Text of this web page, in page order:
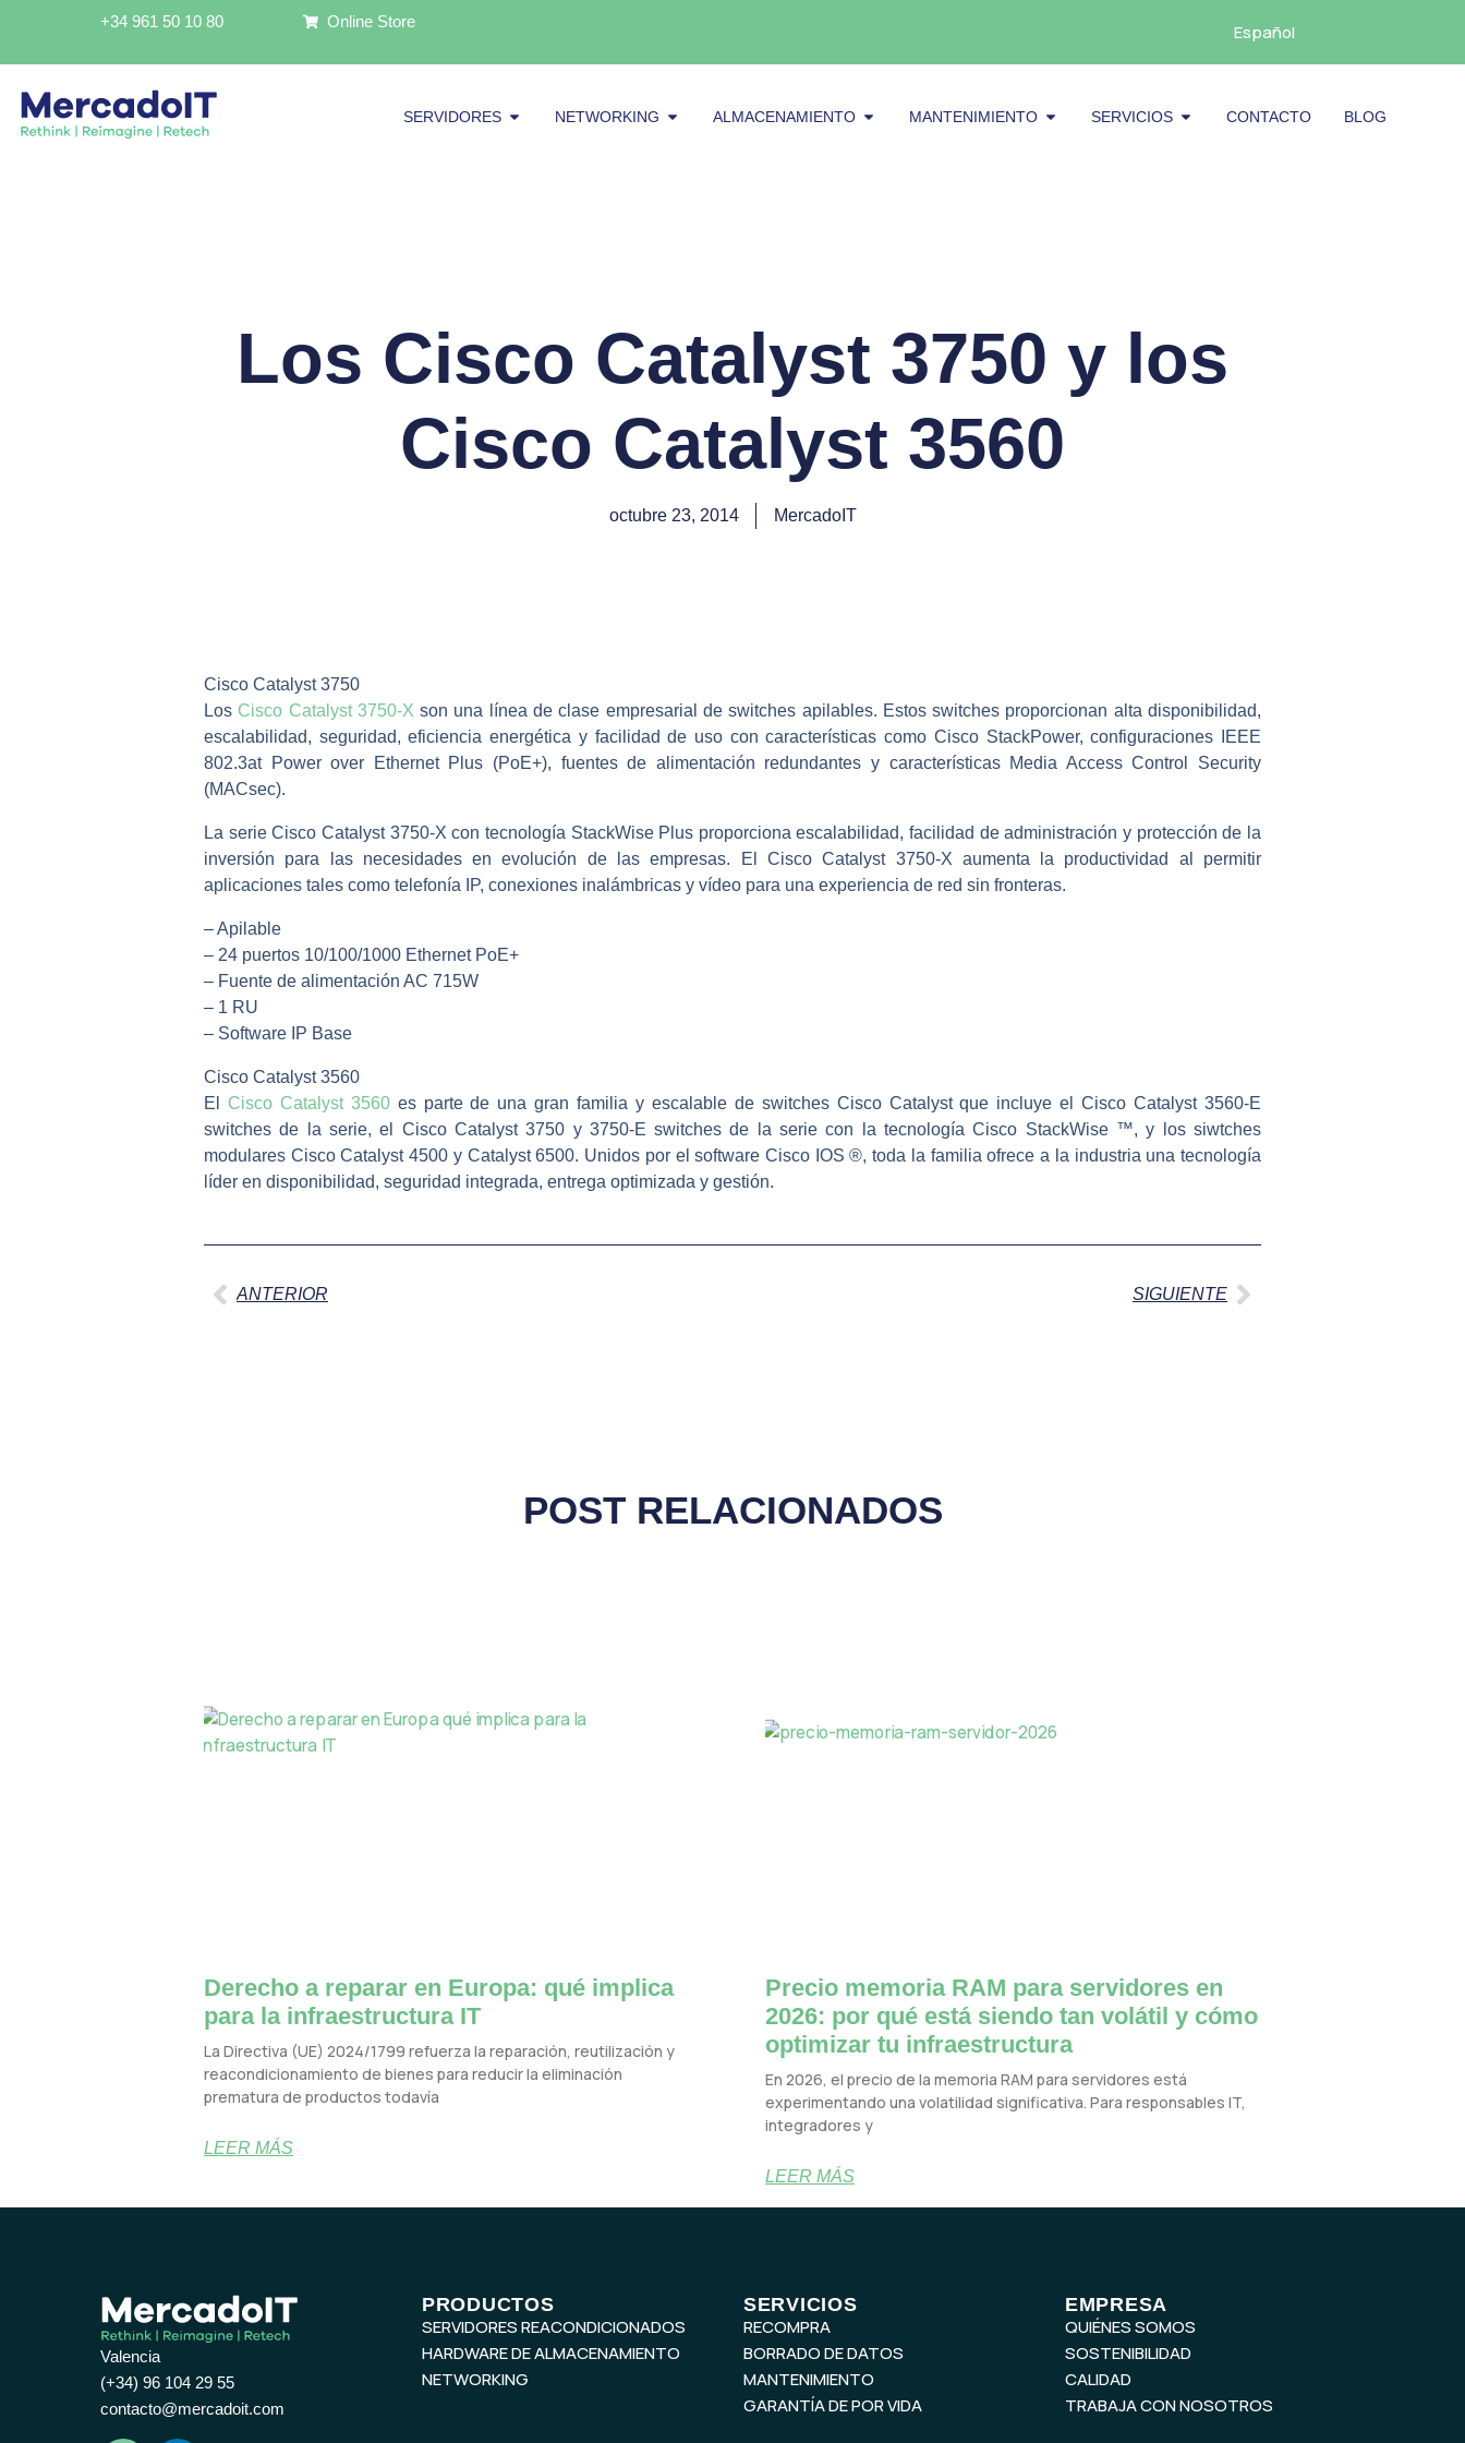
contenido
+34 961 50 10 80 Online Store Español
SERVIDORES Abrir Servidores
NETWORKING Abrir Networking
ALMACENAMIENTO Abrir almacenamiento
MANTENIMIENTO Abrir Mantenimiento
SERVICIOS Abrir Servicios
CONTACTO BLOG
Los Cisco Catalyst 3750 y los
Cisco Catalyst 3560
octubre 23, 2014 MercadoIT
Cisco Catalyst 3750
Los Cisco Catalyst 3750-X son una línea de clase empresarial de switches apilables. Estos switches proporcionan alta disponibilidad,
escalabilidad, seguridad, eficiencia energética y facilidad de uso con características como Cisco StackPower, configuraciones IEEE
802.3at Power over Ethernet Plus (PoE+), fuentes de alimentación redundantes y características Media Access Control Security
(MACsec).
La serie Cisco Catalyst 3750-X con tecnología StackWise Plus proporciona escalabilidad, facilidad de administración y protección de la
inversión para las necesidades en evolución de las empresas. El Cisco Catalyst 3750-X aumenta la productividad al permitir
aplicaciones tales como telefonía IP, conexiones inalámbricas y vídeo para una experiencia de red sin fronteras.
– Apilable
– 24 puertos 10/100/1000 Ethernet PoE+
– Fuente de alimentación AC 715W
– 1 RU
– Software IP Base
Cisco Catalyst 3560
El Cisco Catalyst 3560es parte de una gran familia y escalable de switches Cisco Catalyst que incluye el Cisco Catalyst 3560-E
switches de la serie, el Cisco Catalyst 3750 y 3750-E switches de la serie con la tecnología Cisco StackWise ™, y los siwtches
modulares Cisco Catalyst 4500 y Catalyst 6500. Unidos por el software Cisco IOS ®, toda la familia ofrece a la industria una tecnología
líder en disponibilidad, seguridad integrada, entrega optimizada y gestión.
ANTERIOR SIGUIENTE
POST RELACIONADOS
Derecho a reparar en Europa: qué implica
para la infraestructura IT
La Directiva (UE) 2024/1799 refuerza la reparación, reutilización y
reacondicionamiento de bienes para reducir la eliminación
prematura de productos todavía
LEER MÁS
Precio memoria RAM para servidores en
2026: por qué está siendo tan volátil y cómo
optimizar tu infraestructura
En 2026, el precio de la memoria RAM para servidores está
experimentando una volatilidad significativa. Para responsables IT,
integradores y
LEER MÁS
Valencia
(+34) 96 104 29 55
contacto@mercadoit.com
PRODUCTOS
SERVIDORES REACONDICIONADOS
HARDWARE DE ALMACENAMIENTO
NETWORKING
SERVICIOS
RECOMPRA
BORRADO DE DATOS
MANTENIMIENTO
GARANTÍA DE POR VIDA
EMPRESA
QUIÉNES SOMOS
SOSTENIBILIDAD
CALIDAD
TRABAJA CON NOSOTROS